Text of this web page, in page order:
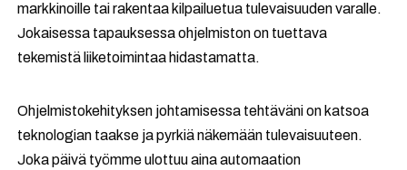
markkinoille tai rakentaa kilpailuetua tulevaisuuden varalle.
Jokaisessa tapauksessa ohjelmiston on tuettava
tekemistä liiketoimintaa hidastamatta.
Ohjelmistokehityksen johtamisessa tehtäväni on katsoa
teknologian taakse ja pyrkiä näkemään tulevaisuuteen.
Joka päivä työmme ulottuu aina automaation